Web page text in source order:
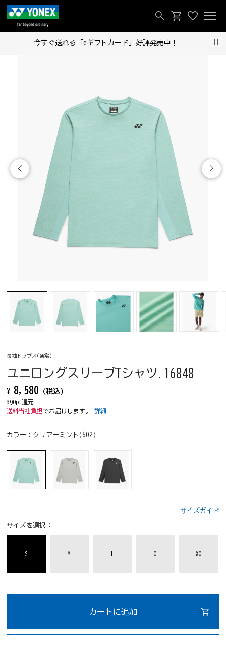
今すぐ送れる「eギフトカード」好評発売中！
長袖トップス(通常)
ユニロングスリーブTシャツ.16848
¥ 8,580 (税込)
390pt還元
送料当社負担 でお届けします。詳細
カラー： クリアーミント(602)
サイズガイド
サイズを選択：
S M O XO
カートに追加